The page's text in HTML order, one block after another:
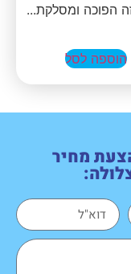
הפוכה ומסלקת...
הוספה לסל
מחיר